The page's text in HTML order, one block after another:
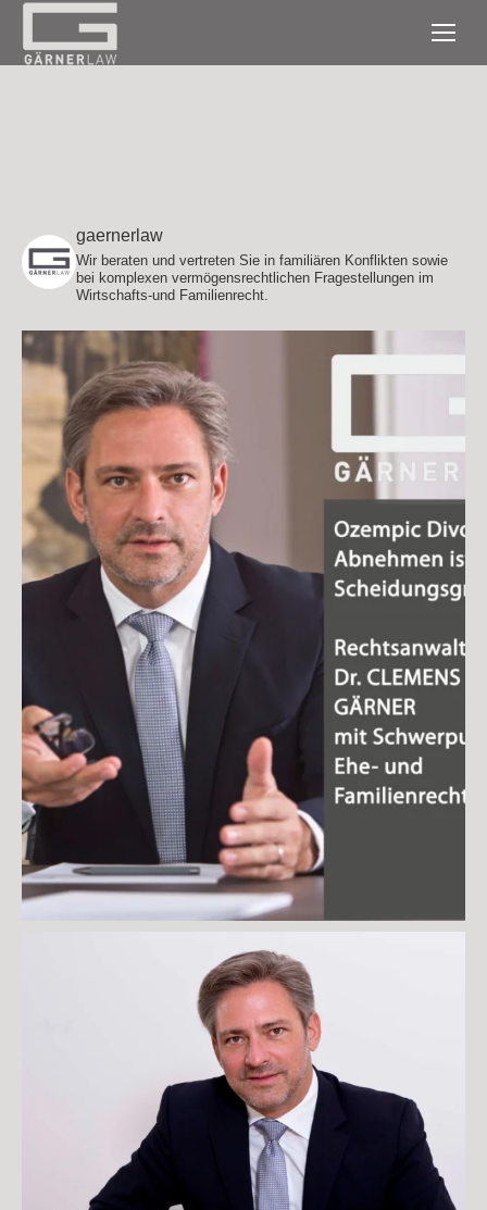
gaernerlaw
Wir beraten und vertreten Sie in familiären Konflikten sowie
bei komplexen vermögensrechtlichen Fragestellungen im
Wirtschafts-und Familienrecht.